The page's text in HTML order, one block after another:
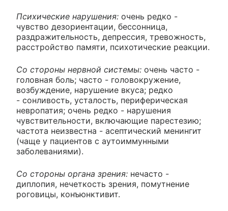
Психические нарушения: очень редко -
чувство дезориентации, бессонница,
раздражительность, депрессия, тревожность,
расстройство памяти, психотические реакции.
Со стороны нервной системы: очень часто -
головная боль; часто - головокружение,
возбуждение, нарушение вкуса; редко
- сонливость, усталость, периферическая
невропатия; очень редко - нарушения
чувствительности, включающие парестезию;
частота неизвестна - асептический менингит
(чаще у пациентов с аутоиммунными
заболеваниями).
Со стороны органа зрения: нечасто -
диплопия, нечеткость зрения, помутнение
роговицы, конъюнктивит.